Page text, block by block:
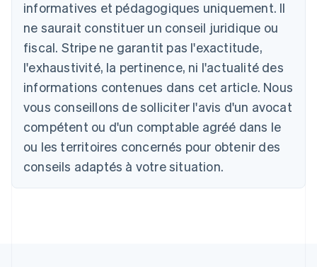
informatives et pédagogiques uniquement. Il
ne saurait constituer un conseil juridique ou
fiscal. Stripe ne garantit pas l'exactitude,
l'exhaustivité, la pertinence, ni l'actualité des
informations contenues dans cet article. Nous
vous conseillons de solliciter l'avis d'un avocat
compétent ou d'un comptable agréé dans le
ou les territoires concernés pour obtenir des
conseils adaptés à votre situation.
English
Autriche
Deutsch English
Belgique
NederlandsFrançaisDeutschEnglish
Brésil
Bulgarie
English
Canada
English Français
Chine continentale